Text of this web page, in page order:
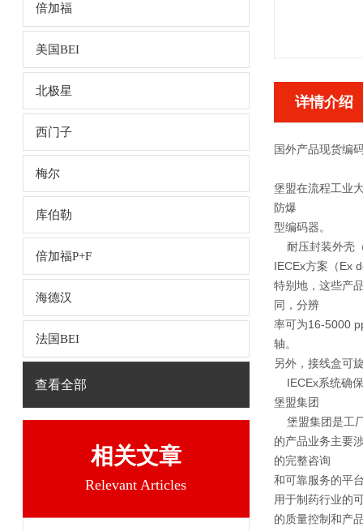
倍加福
美国BEI
北极星
西门子
梅尔
库伯勒
倍加福P+F
海德汉
法国BEI
查看全部
相关文章
Relevant Articles
详情介绍
国外产品现货编
堡盟在流程工业
防爆
型编码器。
耐压封装外壳（
IECEx方案（Ex
特别地，这些产
同，分辨
率可为16-5000
轴。
另外，接线盒可
IECEx系统确保
堡盟集团
堡盟集团是工
的产品业务主要
的完整咨询
和可靠服务的平
用于制药行业的
的质量控制和产